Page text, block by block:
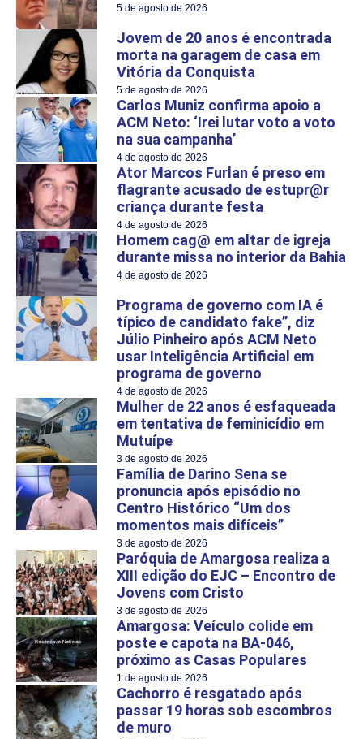
5 de agosto de 2026
Jovem de 20 anos é encontrada
morta na garagem de casa em
Vitória da Conquista
5 de agosto de 2026
Carlos Muniz confirma apoio a
ACM Neto: ‘Irei lutar voto a voto
na sua campanha’
4 de agosto de 2026
Ator Marcos Furlan é preso em
flagrante acusado de estupr@r
criança durante festa
4 de agosto de 2026
Homem cag@ em altar de igreja
durante missa no interior da Bahia
4 de agosto de 2026
Programa de governo com IA é
típico de candidato fake”, diz
Júlio Pinheiro após ACM Neto
usar Inteligência Artificial em
programa de governo
4 de agosto de 2026
Mulher de 22 anos é esfaqueada
em tentativa de feminicídio em
Mutuípe
3 de agosto de 2026
Família de Darino Sena se
pronuncia após episódio no
Centro Histórico “Um dos
momentos mais difíceis”
3 de agosto de 2026
Paróquia de Amargosa realiza a
XIII edição do EJC – Encontro de
Jovens com Cristo
3 de agosto de 2026
Amargosa: Veículo colide em
poste e capota na BA-046,
próximo as Casas Populares
1 de agosto de 2026
Cachorro é resgatado após
passar 19 horas sob escombros
de muro